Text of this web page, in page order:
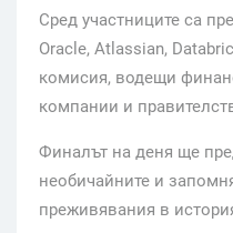
Сред участниците са
Oracle, Atlassian,
комисия, водещи
компании и
Финалът на деня ще
необичайните и
преживявания в